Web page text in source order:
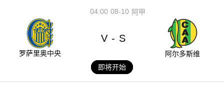
08-10
04:00 阿甲
罗萨里奥中央
V - S
阿尔多斯维
即将开始